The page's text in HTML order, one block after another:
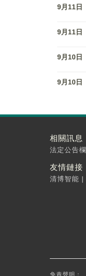
9月11日
9月11日
9月10日
9月10日
相關訊息
法定公告欄
友情鏈接
清博智能 |